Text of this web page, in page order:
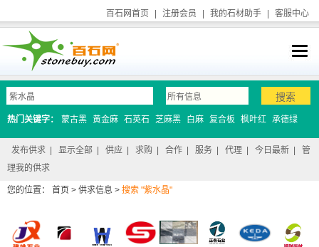
百石网首页 注册会员 我的石材助手 客服中心
热门关键字： 蒙古黑 黄金麻 石英石 芝麻黑 白麻 复合板 枫叶红 承德绿
发布供求 显示全部 供应 求购 合作 服务 代理 今日最新
管
理我的供求
您的位置： 首页 > 供求信息 > 搜索 "紫水晶"